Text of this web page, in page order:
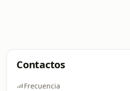
Contactos
Frecuencia